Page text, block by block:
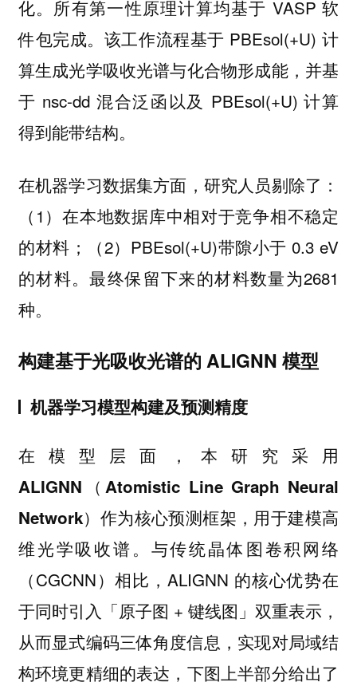
化。 所有第一性原理计算均基于 VASP 软
件包完成。该工作流程基于 PBEsol(+U) 计
算生成光学吸收光谱与化合物形成能，并基
于 nsc-dd 混合泛函以及 PBEsol(+U) 计算
得到能带结构。
在机器学习数据集方面，研究人员剔除了：
（1）在本地数据库中相对于竞争相不稳定
的材料；（2）PBEsol(+U)带隙小于 0.3 eV
的材料。最终保留下来的材料数量为2681
种。
构建基于光吸收光谱的 ALIGNN 模型
机器学习模型构建及预测精度
在模型层面， 本研究采用
ALIGNN（Atomistic Line Graph Neural
Network）作为核心预测框架，用于建模高
维光学吸收谱。 与传统晶体图卷积网络
（CGCNN）相比，ALIGNN 的核心优势在
于同时引入「原子图 + 键线图」双重表示，
从而显式编码三体角度信息，实现对局域结
构环境更精细的表达，下图上半部分给出了